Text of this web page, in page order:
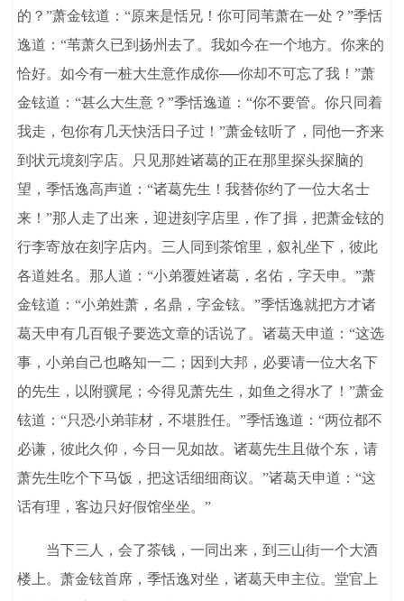
的？”萧金铉道：“原来是恬兄！你可同苇萧在一处？”季恬
逸道：“苇萧久已到扬州去了。我如今在一个地方。你来的
恰好。如今有一桩大生意作成你──你却不可忘了我！”萧
金铉道：“甚么大生意？”季恬逸道：“你不要管。你只同着
我走，包你有几天快活日子过！”萧金铉听了，同他一齐来
到状元境刻字店。只见那姓诸葛的正在那里探头探脑的
望，季恬逸高声道：“诸葛先生！我替你约了一位大名士
来！”那人走了出来，迎进刻字店里，作了揖，把萧金铉的
行李寄放在刻字店内。三人同到茶馆里，叙礼坐下，彼此
各道姓名。那人道：“小弟覆姓诸葛，名佑，字天申。”萧
金铉道：“小弟姓萧，名鼎，字金铉。”季恬逸就把方才诸
葛天申有几百银子要选文章的话说了。诸葛天申道：“这选
事，小弟自己也略知一二；因到大邦，必要请一位大名下
的先生，以附骥尾；今得见萧先生，如鱼之得水了！”萧金
铉道：“只恐小弟菲材，不堪胜任。”季恬逸道：“两位都不
必谦，彼此久仰，今日一见如故。诸葛先生且做个东，请
萧先生吃个下马饭，把这话细细商议。”诸葛天申道：“这
话有理，客边只好假馆坐坐。”
当下三人，会了茶钱，一同出来，到三山街一个大酒
楼上。萧金铉首席，季恬逸对坐，诸葛天申主位。堂官上